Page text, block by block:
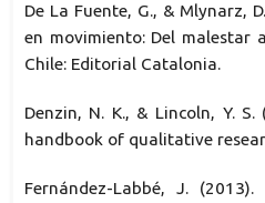
De La Fuente, G., & Mlynarz,
en movimiento: Del malestar
Chile: Editorial Catalonia.
Denzin, N. K., & Lincoln, Y. S.
handbook of qualitative
Fernández-Labbé, J.